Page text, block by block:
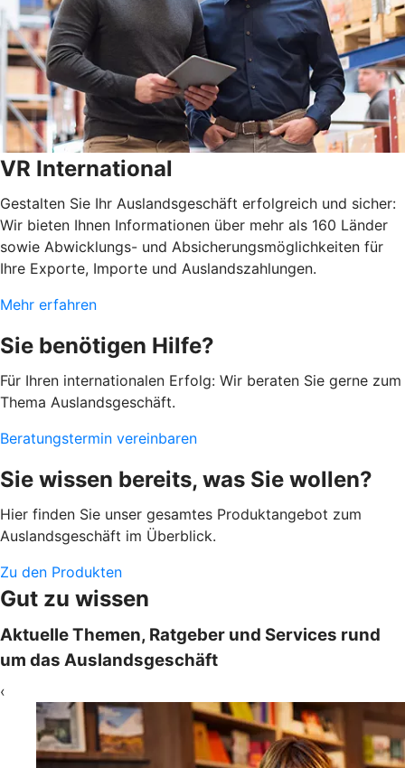
VR International
Gestalten Sie Ihr Auslandsgeschäft erfolgreich und sicher:
Wir bieten Ihnen Informationen über mehr als 160 Länder
sowie Abwicklungs- und Absicherungsmöglichkeiten für
Ihre Exporte, Importe und Auslandszahlungen.
Mehr erfahren
Sie benötigen Hilfe?
Für Ihren internationalen Erfolg: Wir beraten Sie gerne zum
Thema Auslandsgeschäft.
Beratungstermin vereinbaren
Sie wissen bereits, was Sie wollen?
Hier finden Sie unser gesamtes Produktangebot zum
Auslandsgeschäft im Überblick.
Zu den Produkten
Gut zu wissen
Aktuelle Themen, Ratgeber und Services rund
um das Auslandsgeschäft
‹